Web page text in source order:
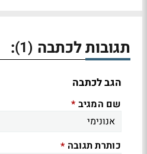
תגובות לכתבה (1)
:
הגב לכתבה
שם המגיב *
כותרת תגובה *